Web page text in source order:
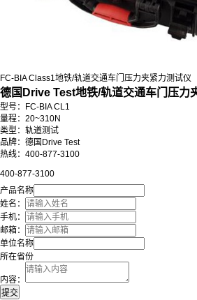
FC-BIA Class1地铁/轨道交通车门压力夹紧力测试仪
德国Drive Test地铁/轨道交通车门压力
型号：FC-BIA CL1
量程：20~310N
类型：轨道测试
品牌：德国Drive Test
热线：400-877-3100
400-877-3100
产品名称
姓名：
手机：
邮箱：
单位名称
所在省份
内容：